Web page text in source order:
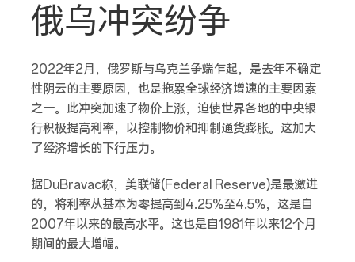
俄乌冲突纷争
2022年2月，俄罗斯与乌克兰争端乍起，是去年不确定
性阴云的主要原因，也是拖累全球经济增速的主要因素
之一。此冲突加速了物价上涨，迫使世界各地的中央银
行积极提高利率，以控制物价和抑制通货膨胀。这加大
了经济增长的下行压力。
据DuBravac称，美联储(Federal Reserve)是最激进
的，将利率从基本为零提高到4.25%至4.5%，这是自
2007年以来的最高水平。这也是自1981年以来12个月
期间的最大增幅。